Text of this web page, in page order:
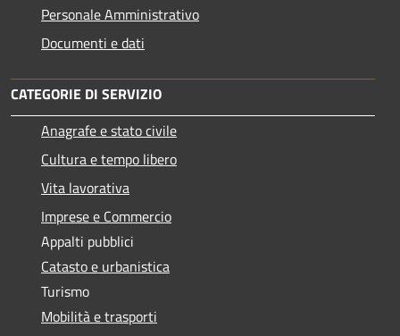
Personale Amministrativo
Documenti e dati
CATEGORIE DI SERVIZIO
Anagrafe e stato civile
Cultura e tempo libero
Vita lavorativa
Imprese e Commercio
Appalti pubblici
Catasto e urbanistica
Turismo
Mobilità e trasporti